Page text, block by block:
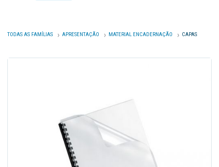
TODAS AS FAMÍLIAS APRESENTAÇÃO MATERIAL ENCADERNAÇÃO CAPAS